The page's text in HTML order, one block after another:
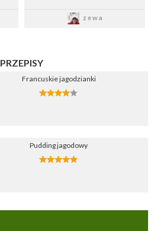
zewa
Zapisz
PRZEPISY
Francuskie jagodzianki
Pudding jagodowy